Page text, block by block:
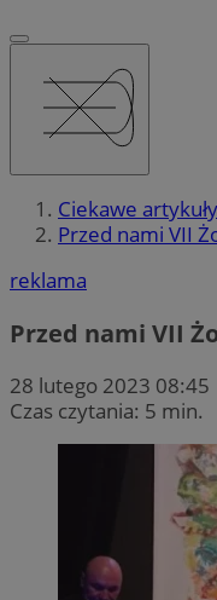
Ciekawe artykuły
Przed nami VII
reklama
Przed nami VII
28 lutego 2023 08:45
Czas czytania: 5 min.